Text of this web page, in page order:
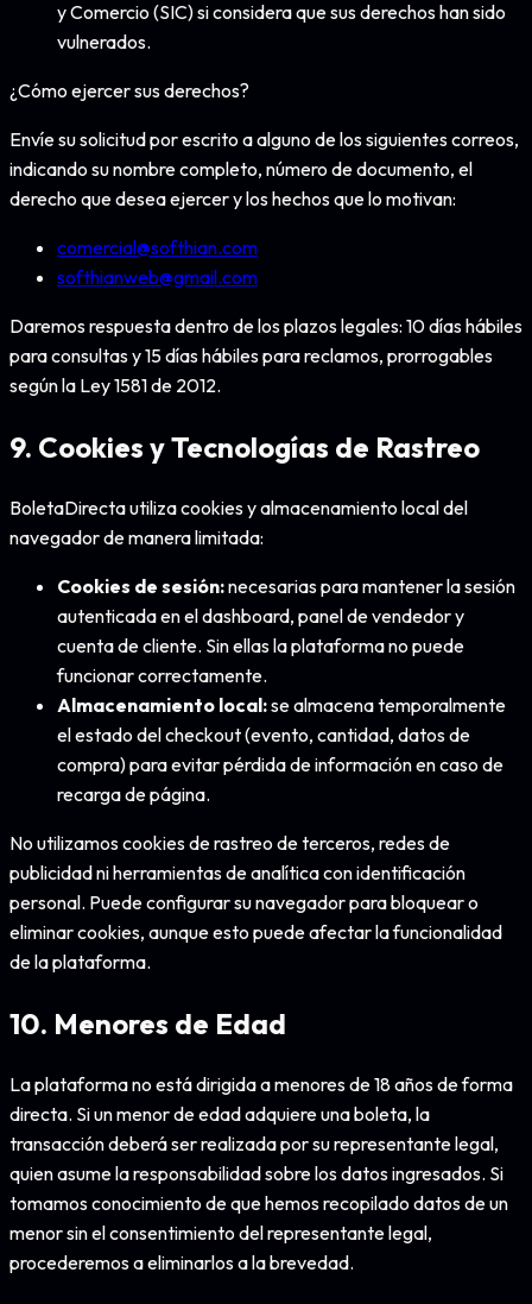
y Comercio (SIC) si considera que sus derechos han sido
vulnerados.
¿Cómo ejercer sus derechos?
Envíe su solicitud por escrito a alguno de los siguientes correos,
indicando su nombre completo, número de documento, el
derecho que desea ejercer y los hechos que lo motivan:
comercial@softhian.com
softhianweb@gmail.com
Daremos respuesta dentro de los plazos legales: 10 días hábiles
para consultas y 15 días hábiles para reclamos, prorrogables
según la Ley 1581 de 2012.
9. Cookies y Tecnologías de Rastreo
BoletaDirecta utiliza cookies y almacenamiento local del
navegador de manera limitada:
Cookies de sesión:necesarias para mantener la sesión
autenticada en el dashboard, panel de vendedor y
cuenta de cliente. Sin ellas la plataforma no puede
funcionar correctamente.
Almacenamiento local:se almacena temporalmente
el estado del checkout (evento, cantidad, datos de
compra) para evitar pérdida de información en caso de
recarga de página.
No utilizamos cookies de rastreo de terceros, redes de
publicidad ni herramientas de analítica con identificación
personal. Puede configurar su navegador para bloquear o
eliminar cookies, aunque esto puede afectar la funcionalidad
de la plataforma.
10. Menores de Edad
La plataforma no está dirigida a menores de 18 años de forma
directa. Si un menor de edad adquiere una boleta, la
transacción deberá ser realizada por su representante legal,
quien asume la responsabilidad sobre los datos ingresados. Si
tomamos conocimiento de que hemos recopilado datos de un
menor sin el consentimiento del representante legal,
procederemos a eliminarlos a la brevedad.